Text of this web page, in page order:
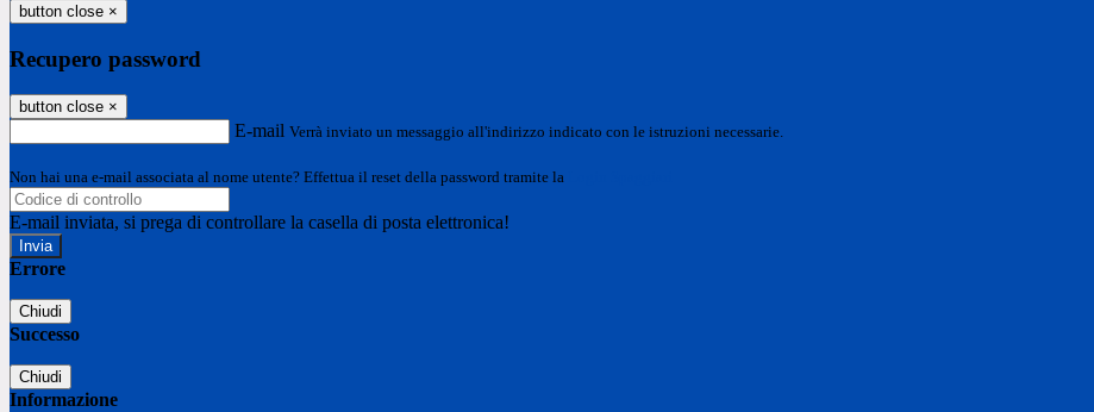
button close ×
Recupero password
button close ×
E-mail Verrà inviato un messaggio all'indirizzo indicato con le istruzioni necessarie.
Non hai una e-mail associata al nome utente? Effettua il reset della password tramite la
E-mail inviata, si prega di controllare la casella di posta elettronica!
Errore
Chiudi
Successo
Chiudi
Informazione